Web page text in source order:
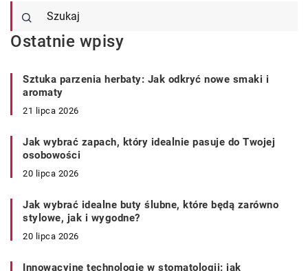
Ostatnie wpisy
Sztuka parzenia herbaty: Jak odkryć nowe smaki i
aromaty
21 lipca 2026
Jak wybrać zapach, który idealnie pasuje do Twojej
osobowości
20 lipca 2026
Jak wybrać idealne buty ślubne, które będą zarówno
stylowe, jak i wygodne?
20 lipca 2026
Innowacyjne technologie w stomatologii: jak